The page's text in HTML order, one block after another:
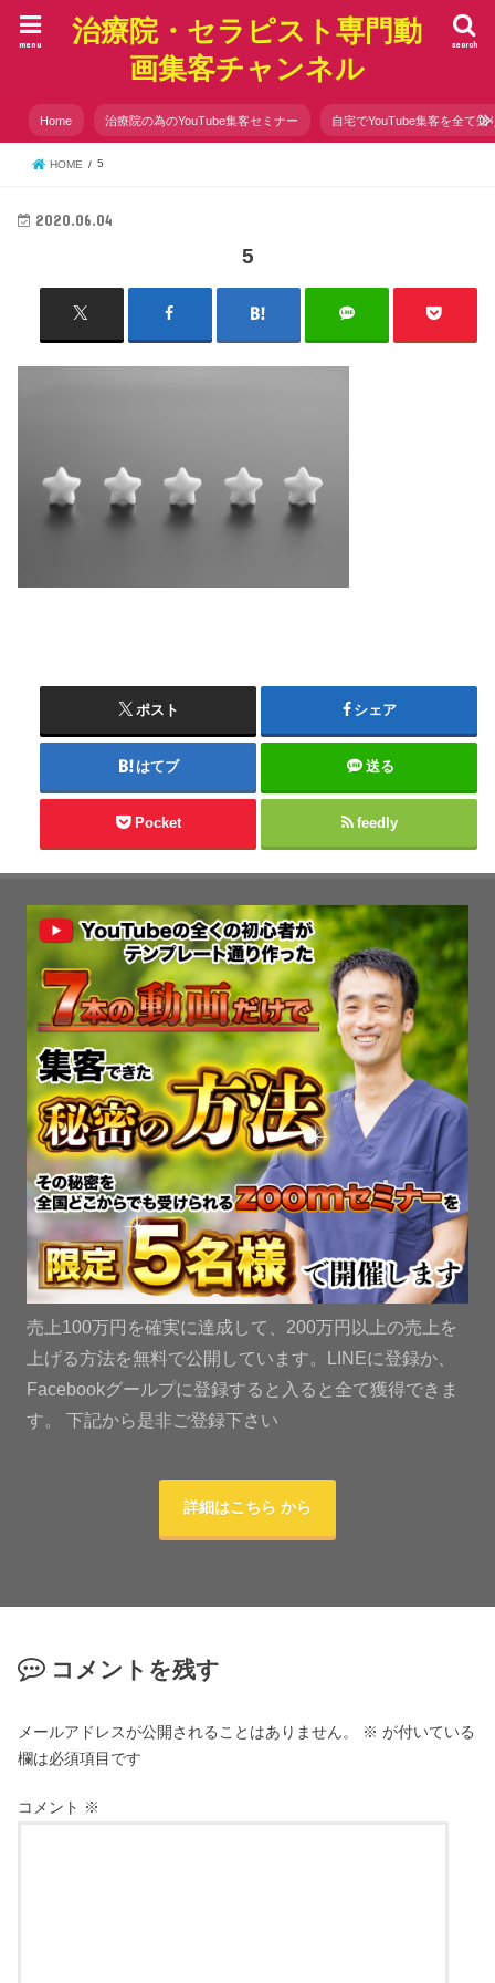
治療院・セラピスト専門動
画集客チャンネル
search
menu
Home 治療院の為のYouTube集客セミナー 自宅でYouTube集客を全て知
HOME 5
2020.06.04
5
ポスト シェア
はてブ 送る
Pocket feedly
売上100万円を確実に達成して、200万円以上の売上を
上げる方法を無料で公開しています。LINEに登録か、
Facebookグールプに登録すると入ると全て獲得できま
す。 下記から是非ご登録下さい
詳細はこちら から
コメントを残す
メールアドレスが公開されることはありません。 ※ が付いている
欄は必須項目です
コメント ※